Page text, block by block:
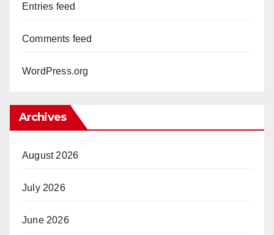
Entries feed
Comments feed
WordPress.org
Archives
August 2026
July 2026
June 2026